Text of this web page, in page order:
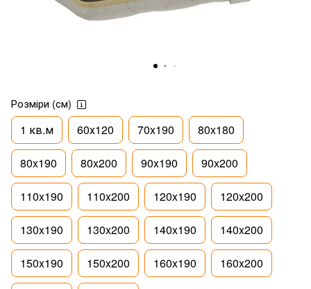
Розміри (см)
1 кв.м 60х120 70x190 80x180
80x190 80x200 90x190 90x200
110x190 110x200 120x190 120x200
130x190 130x200 140x190 140x200
150x190 150x200 160x190 160x200